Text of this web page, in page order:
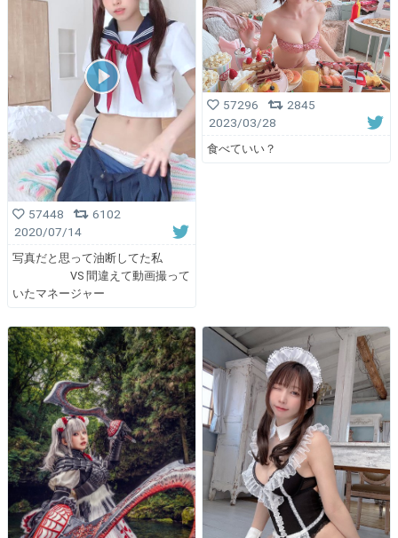
57448
6102
2020/07/14
写真だと思って油断してた私
VS 間違えて動画撮って
いたマネージャー
57296
2845
2023/03/28
食べていい？